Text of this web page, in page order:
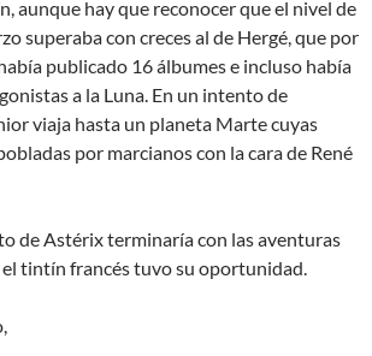
aunque hay que reconocer que el nivel de
superaba con creces al de Hergé, que por
publicado 16 álbumes e incluso había
a la Luna. En un intento de
viaja hasta un planeta Marte cuyas
por marcianos con la cara de René
de Astérix terminaría con las aventuras
el tintín francés tuvo su oportunidad.